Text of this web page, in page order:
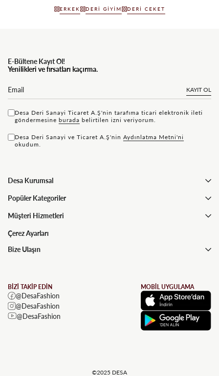
ERKEK DERI GIYIM DERI CEKET
E-Bültene Kayıt Ol!
Yenilikleri ve fırsatları kaçırma.
KAYIT OL
Desa Deri Sanayi Ticaret A.Ş'nin tarafıma ticari elektronik ileti
göndermesine bu rada belirtilen izni veriyorum.
Desa Deri Sanayi ve Ticaret A.Ş'nin Aydınlatma Metni'ni
okudum.
Desa Kurumsal
Popüler Kategoriler
Müşteri Hizmetleri
Çerez Ayarları
Bize Ulaşın
BİZİ TAKİP EDİN
@DesaFashion
@DesaFashion
@DesaFashion
MOBİL UYGULAMA
©2025 DESA